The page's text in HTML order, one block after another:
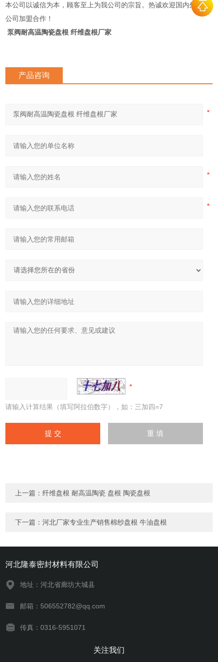
本公司以诚信为本，顾客至上为我公司的宗旨。热诚欢迎国内外企业
公司加盟合作！
泵阀耐高温陶瓷盘根 纤维盘根厂家
产品咨询
请输入计算结果（填写阿拉伯数字），如：三加四=7
上一篇：纤维盘根 耐高温陶瓷 盘根 陶瓷盘根
下一篇：河北厂家专业生产销售棉纱盘根 牛油盘根
河北隆泰密封材料有限公司
地址：河北省廊坊大城县
邮箱：506552782@qq.com
传真：0316-5951071
关注我们